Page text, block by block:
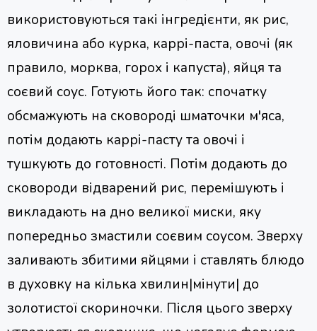
використовуються такі інгредієнти, як рис,
яловичина або курка, каррі-паста, овочі (як
правило, морква, горох і капуста), яйця та
соєвий соус. Готують його так: спочатку
обсмажують на сковороді шматочки м'яса,
потім додають каррі-пасту та овочі і
тушкують до готовності. Потім додають до
сковороди відварений рис, перемішують і
викладають на дно великої миски, яку
попередньо змастили соєвим соусом. Зверху
заливають збитими яйцями і ставлять блюдо
в духовку на кілька хвилин|мінути| до
золотистої скориночки. Після цього зверху